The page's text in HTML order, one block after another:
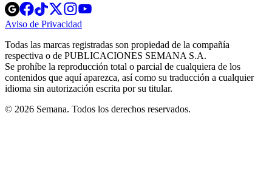
Opens
in
new
Opens
in
new
Opens
in
new
window
Opens
new
windowwindow
Aviso de Privacidad
new
window
Todas las marcas registradas son propiedad de la compañía
respectiva o de PUBLICACIONES SEMANA S.A.
Se prohíbe la reproducción total o parcial de cualquiera de los
contenidos que aquí aparezca, así como su traducción a cualquier
idioma sin autorización escrita por su titular.
© 2026 Semana. Todos los derechos reservados.